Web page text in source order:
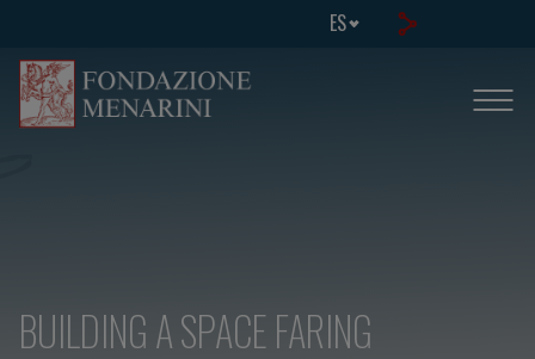
ES
BUILDING A SPACE FARING